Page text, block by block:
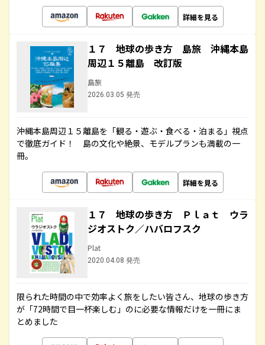
詳細を見る
１７ 地球の歩き方 島旅 沖縄本島
周辺１５離島 改訂版
島旅
2026.03.05 発売
沖縄本島周辺１５離島を「観る・遊ぶ・食べる・泊まる」視点
で徹底ガイド！ 島の文化や絶景、モデルプランも満載の一
冊。
詳細を見る
１７ 地球の歩き方 Ｐｌａｔ ウラ
ジオストク／ハバロフスク
Plat
2020.04.08 発売
限られた時間の中で効率よく旅をしたい皆さん、地球の歩き方
が「72時間で目一杯楽しむ」のに必要な情報だけを一冊にま
とめました